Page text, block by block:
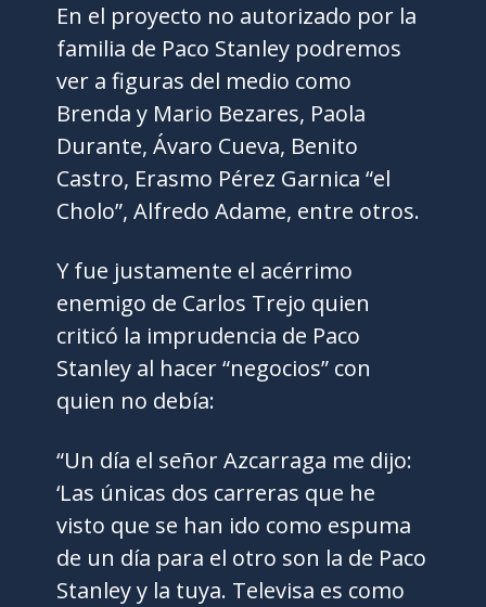
En el proyecto no autorizado por la
familia de Paco Stanley podremos
ver a figuras del medio como
Brenda y Mario Bezares, Paola
Durante, Ávaro Cueva, Benito
Castro, Erasmo Pérez Garnica “el
Cholo”, Alfredo Adame, entre otros.
Y fue justamente el acérrimo
enemigo de Carlos Trejo quien
criticó la imprudencia de Paco
Stanley al hacer “negocios” con
quien no debía:
“Un día el señor Azcarraga me dijo:
‘Las únicas dos carreras que he
visto que se han ido como espuma
de un día para el otro son la de Paco
Stanley y la tuya. Televisa es como